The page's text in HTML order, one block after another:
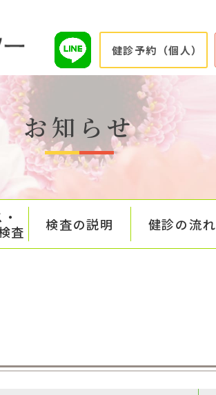
健診予約（個人）
お知らせ
査
検査の説明 健診の流れ